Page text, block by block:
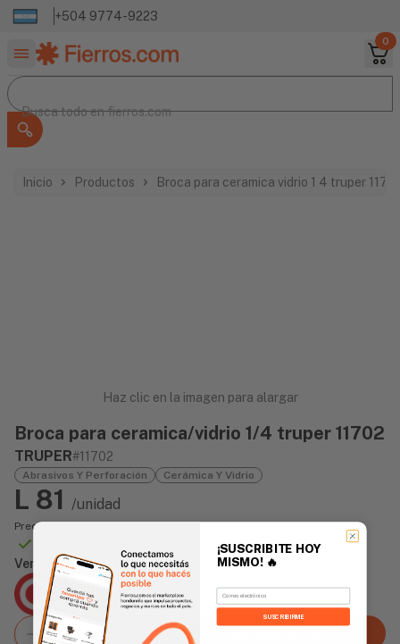
+504 9774-9223
0
Buscar productos
Busca todo en
Busca todo enfierros.com
Inicio Productos Broca para ceramica vidrio 1 4 truper
Haz clic en la imagen para alargar
Broca para ceramica/vidrio 1/4 truper 11702
TRUPER#11702
Abrasivos Y Perforación Cerámica Y Vidrio
L 81 /unidad
Precio incluye impuesto sobre ventas
Vendido Por:
Agencia Global
2 días - Tiempo de Entrega Promedio
¡SUSCRIBITE HOY
MISMO! 🔥
Email
SUSCRIBIRME